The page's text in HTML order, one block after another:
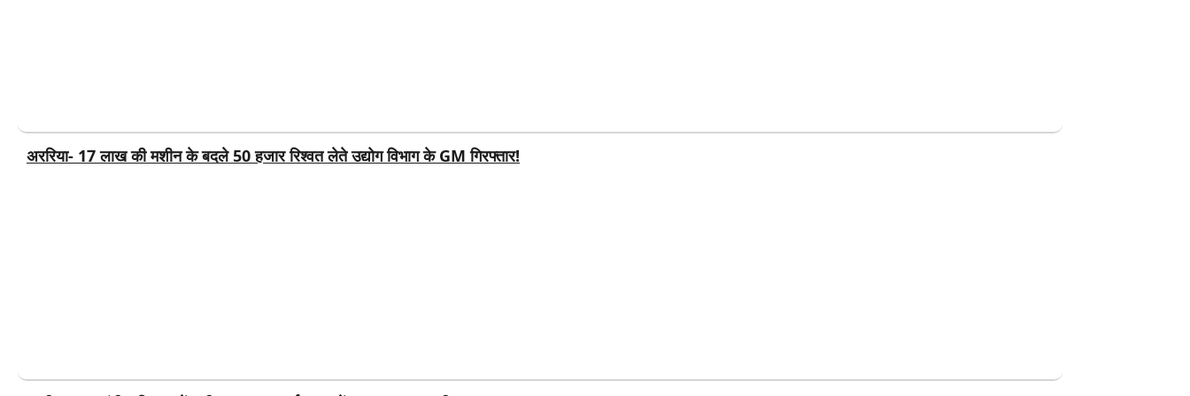
अररिया- 17 लाख की मशीन के बदले 50 हजार रिश्वत लेते उद्योग विभाग के GM गिरफ्तार!